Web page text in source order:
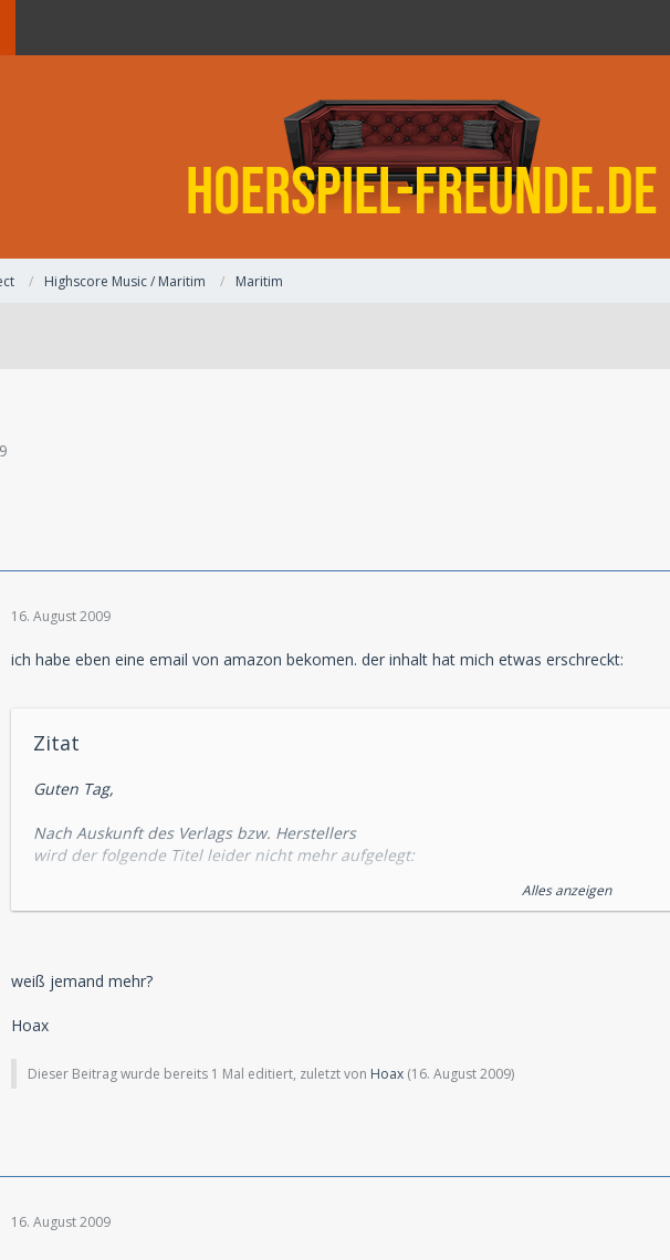
Highscore Music / Maritim Maritim
16. August 2009
ich habe eben eine email von amazon bekomen. der inhalt hat mich etwas erschreckt:
Zitat
Guten Tag,
Nach Auskunft des Verlags bzw. Herstellers
wird der folgende Titel leider nicht mehr aufgelegt:
Ihre Kreditkarte bzw. Ihr Bankkonto wird fuer diesen Artikel
Alles anzeigen
weiß jemand mehr?
Hoax
Dieser Beitrag wurde bereits 1 Mal editiert, zuletzt von Hoax (16. August 2009)
16. August 2009